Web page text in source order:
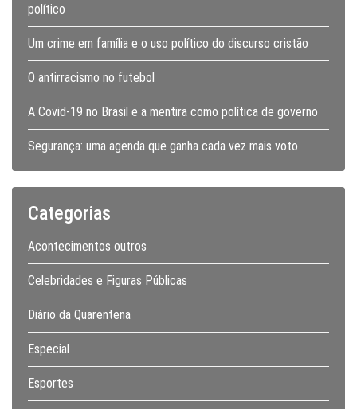
político
Um crime em família e o uso político do discurso cristão
O antirracismo no futebol
A Covid-19 no Brasil e a mentira como política de governo
Segurança: uma agenda que ganha cada vez mais voto
Categorias
Acontecimentos outros
Celebridades e Figuras Públicas
Diário da Quarentena
Especial
Esportes